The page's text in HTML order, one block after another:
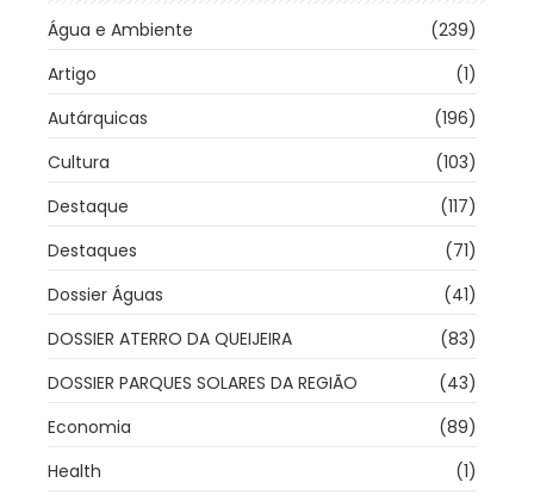
Água e Ambiente
(239)
Artigo
(1)
Autárquicas
(196)
Cultura
(103)
Destaque
(117)
Destaques
(71)
Dossier Águas
(41)
DOSSIER ATERRO DA QUEIJEIRA
(83)
DOSSIER PARQUES SOLARES DA REGIÃO
(43)
Economia
(89)
Health
(1)